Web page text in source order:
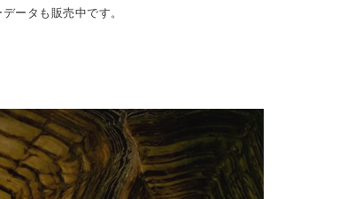
ータも販売中です。